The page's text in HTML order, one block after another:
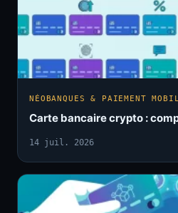
NÉOBANQUES & PAIEMENT
Carte bancaire crypto :
14 juil. 2026